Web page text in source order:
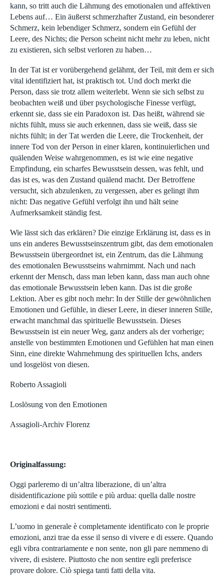
kann, so tritt auch die Lähmung des emotionalen und affektiven
Lebens auf… Ein äußerst schmerzhafter Zustand, ein besonderer
Schmerz, kein lebendiger Schmerz, sondern ein Gefühl der
Leere, des Nichts; die Person scheint nicht mehr zu leben, nicht
zu existieren, sich selbst verloren zu haben…
In der Tat ist er vorübergehend gelähmt, der Teil, mit dem er sich
vital identifiziert hat, ist praktisch tot. Und doch merkt die
Person, dass sie trotz allem weiterlebt. Wenn sie sich selbst zu
beobachten weiß und über psychologische Finesse verfügt,
erkennt sie, dass sie ein Paradoxon ist. Das heißt, während sie
nichts fühlt, muss sie auch erkennen, dass sie weiß, dass sie
nichts fühlt; in der Tat werden die Leere, die Trockenheit, der
innere Tod von der Person in einer klaren, kontinuierlichen und
quälenden Weise wahrgenommen, es ist wie eine negative
Empfindung, ein scharfes Bewusstsein dessen, was fehlt, und
das ist es, was den Zustand quälend macht. Der Betroffene
versucht, sich abzulenken, zu vergessen, aber es gelingt ihm
nicht: Das negative Gefühl verfolgt ihn und hält seine
Aufmerksamkeit ständig fest.
Wie lässt sich das erklären? Die einzige Erklärung ist, dass es in
uns ein anderes Bewusstseinszentrum gibt, das dem emotionalen
Bewusstsein übergeordnet ist, ein Zentrum, das die Lähmung
des emotionalen Bewusstseins wahrnimmt. Nach und nach
erkennt der Mensch, dass man leben kann, dass man auch ohne
das emotionale Bewusstsein leben kann. Das ist die große
Lektion. Aber es gibt noch mehr: In der Stille der gewöhnlichen
Emotionen und Gefühle, in dieser Leere, in dieser inneren Stille,
erwacht manchmal das spirituelle Bewusstsein. Dieses
Bewusstsein ist ein neuer Weg, ganz anders als der vorherige;
anstelle von bestimmten Emotionen und Gefühlen hat man einen
Sinn, eine direkte Wahrnehmung des spirituellen Ichs, anders
und losgelöst von diesen.
Roberto Assagioli
Loslösung von den Emotionen
Assagioli-Archiv Florenz
Originalfassung:
Oggi parleremo di un’altra liberazione, di un’altra
disidentificazione più sottile e più ardua: quella dalle nostre
emozioni e dai nostri sentimenti.
L’uomo in generale è completamente identificato con le proprie
emozioni, anzi trae da esse il senso di vivere e di essere. Quando
egli vibra contrariamente e non sente, non gli pare nemmeno di
vivere, di esistere. Piuttosto che non sentire egli preferisce
provare dolore. Ciò spiega tanti fatti della vita.